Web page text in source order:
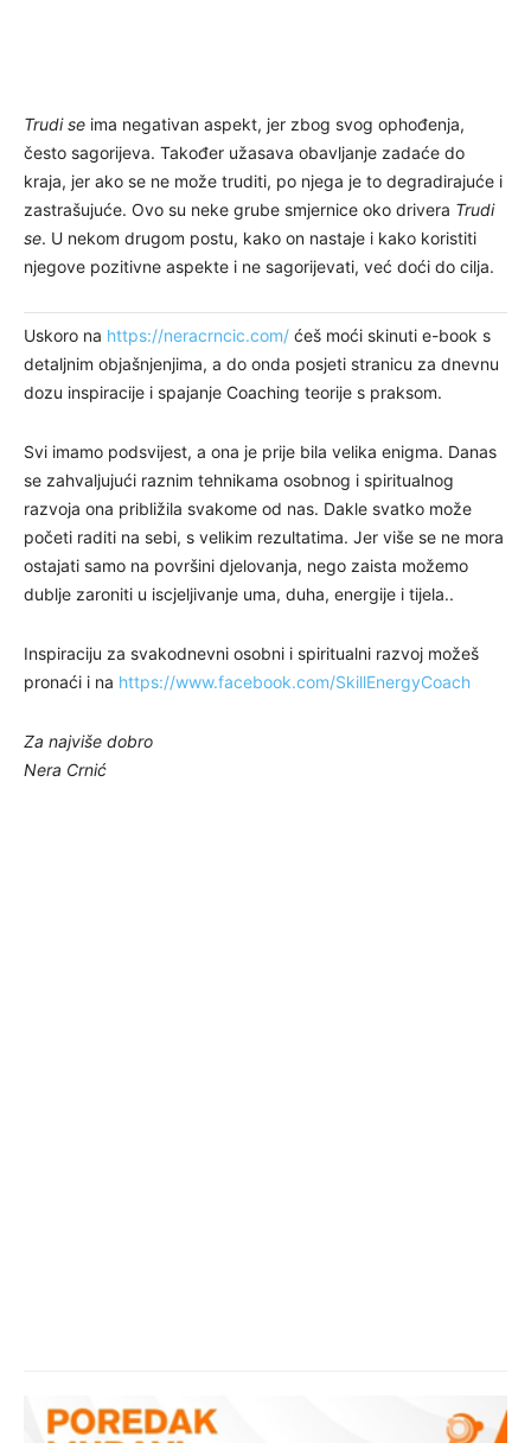
Trudi se ima negativan aspekt, jer zbog svog ophođenja,
često sagorijeva. Također užasava obavljanje zadaće do
kraja, jer ako se ne može truditi, po njega je to degradirajuće i
zastrašujuće. Ovo su neke grube smjernice oko drivera Trudi
se. U nekom drugom postu, kako on nastaje i kako koristiti
njegove pozitivne aspekte i ne sagorijevati, već doći do cilja.
Uskoro na https://neracrncic.com/ ćeš moći skinuti e-book s
detaljnim objašnjenjima, a do onda posjeti stranicu za dnevnu
dozu inspiracije i spajanje Coaching teorije s praksom.
Svi imamo podsvijest, a ona je prije bila velika enigma. Danas
se zahvaljujući raznim tehnikama osobnog i spiritualnog
razvoja ona približila svakome od nas. Dakle svatko može
početi raditi na sebi, s velikim rezultatima. Jer više se ne mora
ostajati samo na površini djelovanja, nego zaista možemo
dublje zaroniti u iscjeljivanje uma, duha, energije i tijela..
Inspiraciju za svakodnevni osobni i spiritualni razvoj možeš
pronaći i na https://www.facebook.com/SkillEnergyCoach
Za najviše dobro
Nera Crnić